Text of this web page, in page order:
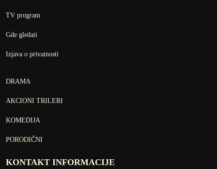
TV program
Gde gledati
Izjava o privatnosti
DRAMA
AKCIONI TRILERI
KOMEDIJA
PORODIČNI
KONTAKT INFORMACIJE